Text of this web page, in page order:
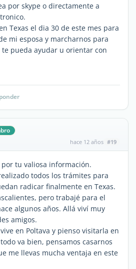
por skype o directamente a
Texas el dia 30 de este mes para
mi esposa y marcharnos para
te pueda ayudar u orientar con
hace 12 años #19
tu valiosa información.
todos los trámites para
radicar finalmente en Texas.
pero trabajé para el
algunos años. Allá viví muy
amigos.
en Poltava y pienso visitarla en
va bien, pensamos casarnos
me llevas mucha ventaja en este